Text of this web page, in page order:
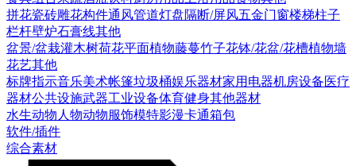
拼花瓷砖雕花构件通风管道灯盘隔断/屏风五金门窗楼梯柱子
栏杆壁炉石膏线其他
盆景/盆栽灌木树荷花平面植物藤蔓竹子花钵/花盆/花槽植物墙
花艺其他
标牌指示音乐美术帐篷垃圾桶娱乐器材家用电器机房设备医疗
器材公共设施武器工业设备体育健身其他器材
水生动物 人物动物服饰模特影漫卡通箱包
软件/插件
综合素材